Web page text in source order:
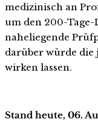
medizinisch an
um den 200-Tage-
naheliegende
darüber würde die
wirken lassen.
Stand heute, 06.